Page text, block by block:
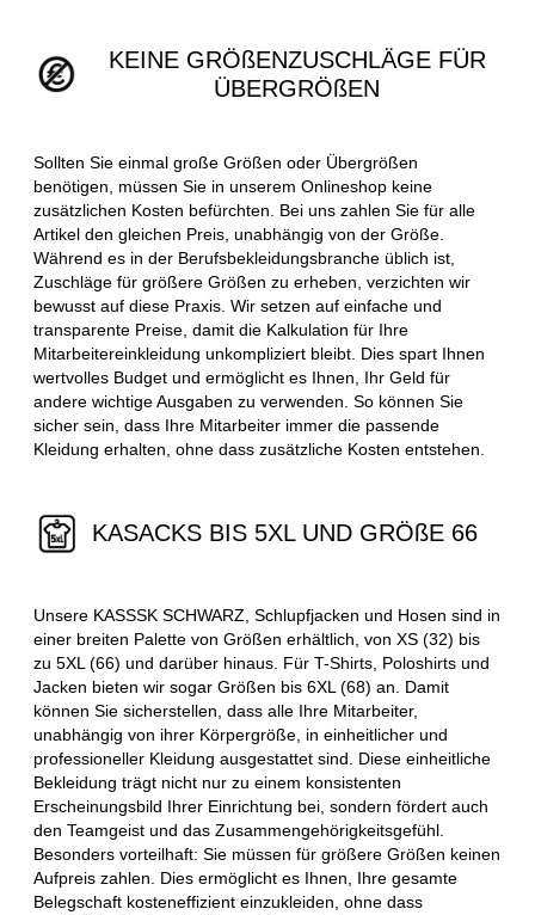
KEINE GRÖßENZUSCHLÄGE FÜR
ÜBERGRÖßEN
Sollten Sie einmal große Größen oder Übergrößen
benötigen, müssen Sie in unserem Onlineshop keine
zusätzlichen Kosten befürchten. Bei uns zahlen Sie für alle
Artikel den gleichen Preis, unabhängig von der Größe.
Während es in der Berufsbekleidungsbranche üblich ist,
Zuschläge für größere Größen zu erheben, verzichten wir
bewusst auf diese Praxis. Wir setzen auf einfache und
transparente Preise, damit die Kalkulation für Ihre
Mitarbeitereinkleidung unkompliziert bleibt. Dies spart Ihnen
wertvolles Budget und ermöglicht es Ihnen, Ihr Geld für
andere wichtige Ausgaben zu verwenden. So können Sie
sicher sein, dass Ihre Mitarbeiter immer die passende
Kleidung erhalten, ohne dass zusätzliche Kosten entstehen.
KASACKS BIS 5XL UND GRÖßE 66
Unsere KASSSK SCHWARZ, Schlupfjacken und Hosen sind in
einer breiten Palette von Größen erhältlich, von XS (32) bis
zu 5XL (66) und darüber hinaus. Für T-Shirts, Poloshirts und
Jacken bieten wir sogar Größen bis 6XL (68) an. Damit
können Sie sicherstellen, dass alle Ihre Mitarbeiter,
unabhängig von ihrer Körpergröße, in einheitlicher und
professioneller Kleidung ausgestattet sind. Diese einheitliche
Bekleidung trägt nicht nur zu einem konsistenten
Erscheinungsbild Ihrer Einrichtung bei, sondern fördert auch
den Teamgeist und das Zusammengehörigkeitsgefühl.
Besonders vorteilhaft: Sie müssen für größere Größen keinen
Aufpreis zahlen. Dies ermöglicht es Ihnen, Ihre gesamte
Belegschaft kosteneffizient einzukleiden, ohne dass